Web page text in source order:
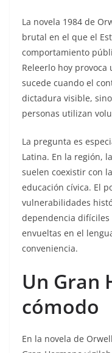
La novela 1984 de
brutal en el que el
comportamiento
Releerlo hoy
sucede cuando el
dictadura visible,
personas utilizan
La pregunta es
Latina. En la región,
suelen coexistir con
educación cívica. El
vulnerabilidades
dependencia
envueltas en el
conveniencia.
Un Gran
cómodo
En la novela de